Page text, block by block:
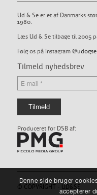
Ud & Se er et af Danmarks
1980.
Læs Ud & Se tilbage til 2005
Følg os på instagram @udogse
Tilmeld nyhedsbrev
Produceret for DSB af:
© COPYRIGHT - UD&SE
Denne side bruger
accepterer